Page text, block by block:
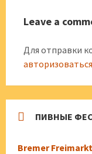
Leave a
Для отправки
авторизоваться
ПИВНЫЕ
Bremer